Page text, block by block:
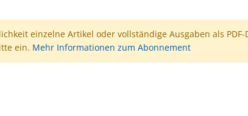
einzelne Artikel oder vollständige Ausgaben als
ein. Mehr Informationen zum Abonnement